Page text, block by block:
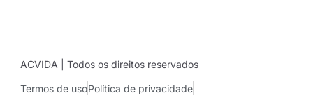
ACVIDA | Todos os direitos reservados
Termos de usoPolítica de privacidade